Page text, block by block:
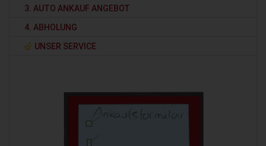
3. AUTO ANKAUF ANGEBOT
4. ABHOLUNG
UNSER SERVICE